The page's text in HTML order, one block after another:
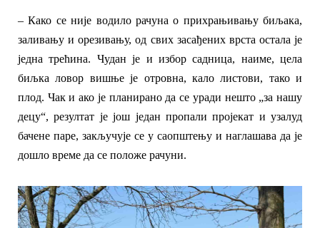
– Како се није водило рачуна о прихрањивању биљака,
заливању и орезивању, од свих засађених врста остала је
једна трећина. Чудан је и избор садница, наиме, цела
биљка ловор вишње је отровна, кало листови, тако и
плод. Чак и ако је планиранодасе уради нешто „за нашу
децу“, резултат је још један пропали пројекат и узалуд
бачене паре, закључује се у саопштењу и наглашава да је
дошло време да се положе рачуни.